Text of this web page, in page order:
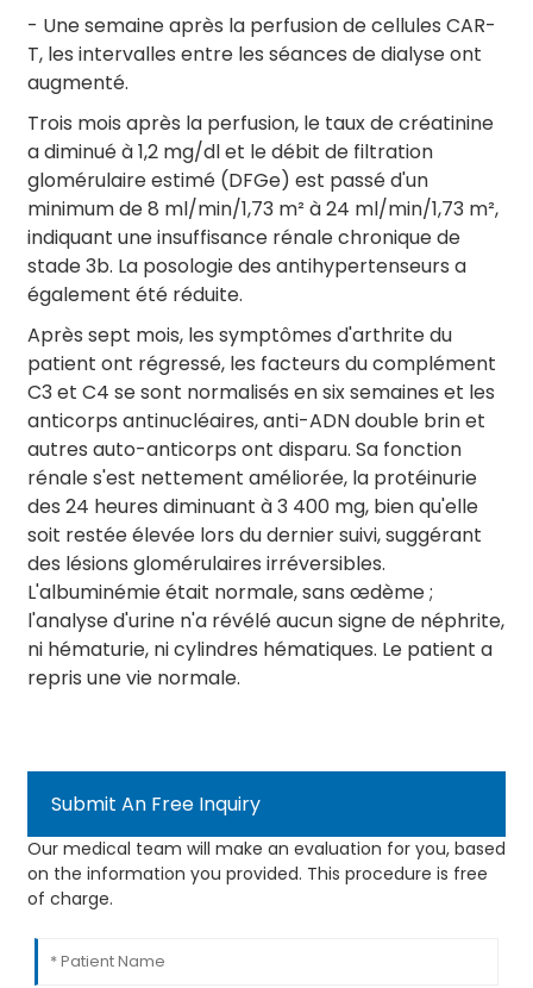
- Une semaine après la perfusion de cellules CAR-
T, les intervalles entre les séances de dialyse ont
augmenté.
Trois mois après la perfusion, le taux de créatinine
a diminué à 1,2 mg/dl et le débit de filtration
glomérulaire estimé (DFGe) est passé d'un
minimum de 8 ml/min/1,73 m² à 24 ml/min/1,73 m²,
indiquant une insuffisance rénale chronique de
stade 3b. La posologie des antihypertenseurs a
également été réduite.
Après sept mois, les symptômes d'arthrite du
patient ont régressé, les facteurs du complément
C3 et C4 se sont normalisés en six semaines et les
anticorps antinucléaires, anti-ADN double brin et
autres auto-anticorps ont disparu. Sa fonction
rénale s'est nettement améliorée, la protéinurie
des 24 heures diminuant à 3 400 mg, bien qu'elle
soit restée élevée lors du dernier suivi, suggérant
des lésions glomérulaires irréversibles.
L'albuminémie était normale, sans œdème ;
l'analyse d'urine n'a révélé aucun signe de néphrite,
ni hématurie, ni cylindres hématiques. Le patient a
repris une vie normale.
Submit An Free Inquiry
Our medical team will make an evaluation for you, based
on the information you provided. This procedure is free
of charge.